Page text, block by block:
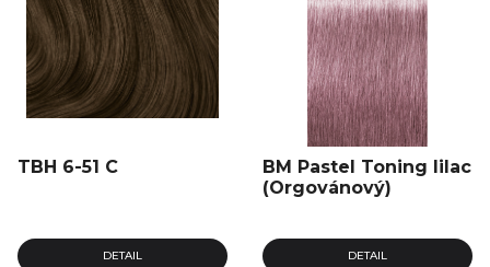
TBH 6-51 C
DETAIL
BM Pastel Toning lilac
(Orgovánový)
DETAIL